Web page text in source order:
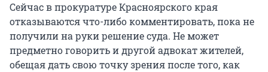
Сейчас в прокуратуре Красноярского края
отказываются что-либо комментировать, пока не
получили на руки решение суда. Не может
предметно говорить и другой адвокат жителей,
обещая дать свою точку зрения после того, как